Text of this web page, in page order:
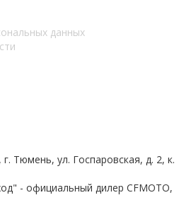
данных
Тюмень, ул. Госпаровская, д. 2, к.
- официальный дилер CFMOTO,